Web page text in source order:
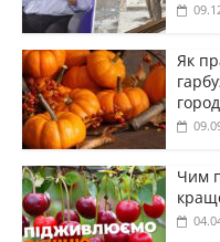
Як
Чим